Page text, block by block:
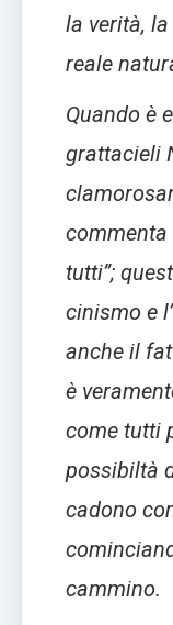
la verità,
reale
Quando è
grattacieli
commenta
tutti”;
cinismo e
anche il
è
come tutti
possibiltà
cadono
cammino.